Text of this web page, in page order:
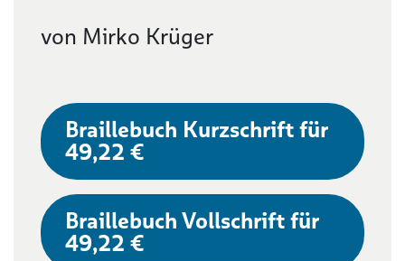
von Mirko Krüger
Braillebuch Kurzschrift für
49,22 €
Braillebuch Vollschrift für
49,22 €